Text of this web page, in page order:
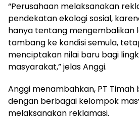
“Perusahaan melaksanakan
pendekatan ekologi sosial,
hanya tentang mengembalikan
tambang ke kondisi semula,
menciptakan nilai baru bagi
masyarakat,” jelas Anggi.
Anggi menambahkan, PT
dengan berbagai kelompok
melaksanakan reklamasi.